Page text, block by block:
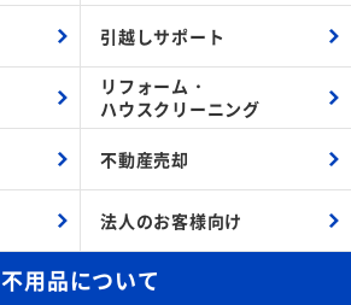
引越しサポート
リフォーム・
ハウスクリーニング
不動産売却
法人のお客様向け
不用品について